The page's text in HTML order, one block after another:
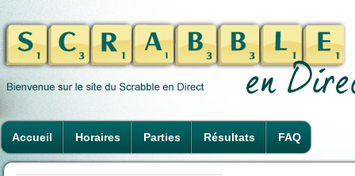
Accueil Horaires Parties Résultats FAQ